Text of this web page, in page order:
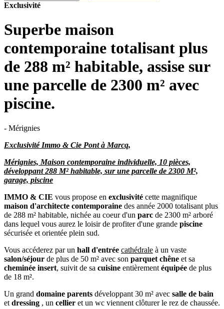
Exclusivité
Superbe maison
contemporaine totalisant plus
de 288 m² habitable, assise sur
une parcelle de 2300 m² avec
piscine.
- Mérignies
Exclusivité Immo & Cie Pont à Marcq,
Mérignies, Maison contemporaine individuelle, 10 pièces,
développant 288 M² habitable, sur une parcelle de 2300 M²,
garage, piscine
IMMO & CIE vous propose en exclusivité cette magnifique
maison d'architecte contemporaine des année 2000 totalisant plus
de 288 m² habitable, nichée au coeur d'un parc de 2300 m² arboré
dans lequel vous aurez le loisir de profiter d'une grande piscine
sécurisée et orientée plein sud.
Vous accéderez par un hall d'entrée cathédrale à un vaste
salon/séjour de plus de 50 m² avec son parquet chêne et sa
cheminée insert, suivit de sa cuisine entièrement équipée de plus
de 18 m².
Un grand domaine parents développant 30 m² avec salle de bain
et dressing , un cellier et un wc viennent clôturer le rez de chaussée.